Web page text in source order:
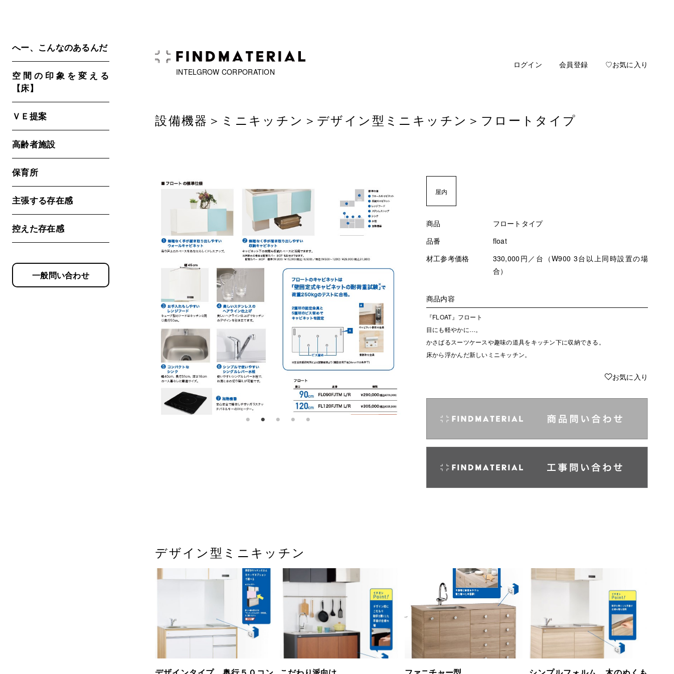
へー、こんなのあるんだ
空間の印象を変える
【床】
ＶＥ提案
高齢者施設
保育所
主張する存在感
控えた存在感
一般問い合わせ
INTELGROW CORPORATION
ログイン 会員登録 ♡お気に入り
設備機器＞ ミニキッチン ＞ デザイン型ミニキッチン ＞フロートタイプ
屋内
商品
フロートタイプ
品番
float
材工参考価格
330,000円／台（W900 3台以上同時設置の場
合）
商品内容
『FLOAT』フロート
目にも軽やかに…。
かさばるスーツケースや趣味の道具をキッチン下に収納できる。
床から浮かんだ新しいミニキッチン。
♥お気に入り
デザイン型ミニキッチン